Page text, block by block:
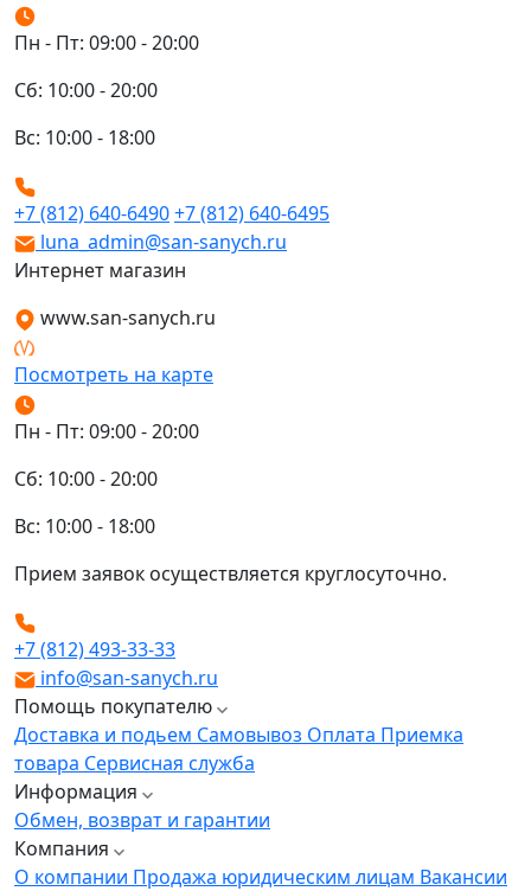
Пн - Пт: 09:00 - 20:00
Сб: 10:00 - 20:00
Вс: 10:00 - 18:00
+7 (812) 640-6490+7 (812) 640-6495
luna_admin@san-sanych.ru
Интернет магазин
www.san-sanych.ru
Посмотреть на карте
Пн - Пт: 09:00 - 20:00
Сб: 10:00 - 20:00
Вс: 10:00 - 18:00
Прием заявок осуществляется круглосуточно.
+7 (812) 493-33-33
info@san-sanych.ru
Помощь покупателю
Доставка и подьем Самовывоз Оплата Приемка
товара Сервисная служба
Информация
Обмен, возврат и гарантии
Компания
О компании Продажа юридическим лицам Вакансии